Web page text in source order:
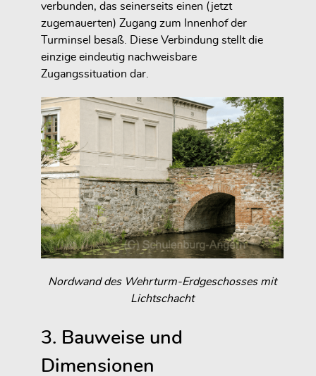
verbunden, das seinerseits einen (jetzt
zugemauerten) Zugang zum Innenhof der
Turminsel besaß. Diese Verbindung stellt die
einzige eindeutig nachweisbare
Zugangssituation dar.
Nordwand des Wehrturm-Erdgeschosses mit
Lichtschacht
3. Bauweise und
Dimensionen